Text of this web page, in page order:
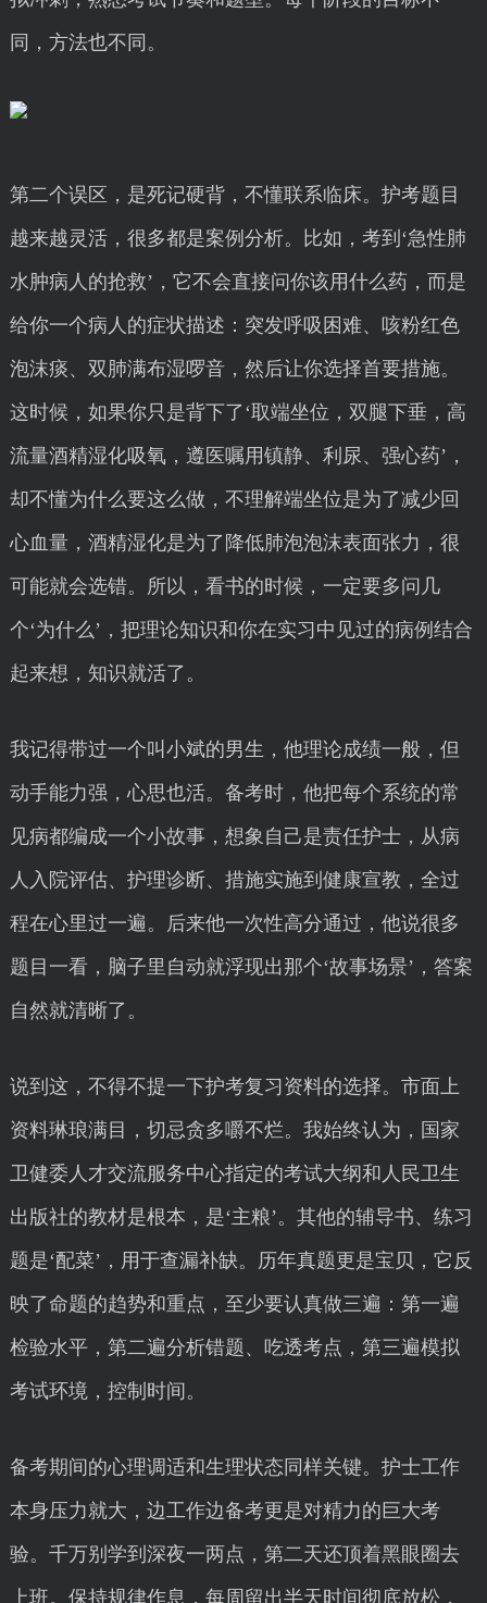
同，方法也不同。
第二个误区，是死记硬背，不懂联系临床。护考题目
越来越灵活，很多都是案例分析。比如，考到‘急性肺
水肿病人的抢救’，它不会直接问你该用什么药，而是
给你一个病人的症状描述：突发呼吸困难、咳粉红色
泡沫痰、双肺满布湿啰音，然后让你选择首要措施。
这时候，如果你只是背下了‘取端坐位，双腿下垂，高
流量酒精湿化吸氧，遵医嘱用镇静、利尿、强心药’，
却不懂为什么要这么做，不理解端坐位是为了减少回
心血量，酒精湿化是为了降低肺泡泡沫表面张力，很
可能就会选错。所以，看书的时候，一定要多问几
个‘为什么’，把理论知识和你在实习中见过的病例结合
起来想，知识就活了。
我记得带过一个叫小斌的男生，他理论成绩一般，但
动手能力强，心思也活。备考时，他把每个系统的常
见病都编成一个小故事，想象自己是责任护士，从病
人入院评估、护理诊断、措施实施到健康宣教，全过
程在心里过一遍。后来他一次性高分通过，他说很多
题目一看，脑子里自动就浮现出那个‘故事场景’，答案
自然就清晰了。
说到这，不得不提一下护考复习资料的选择。市面上
资料琳琅满目，切忌贪多嚼不烂。我始终认为，国家
卫健委人才交流服务中心指定的考试大纲和人民卫生
出版社的教材是根本，是‘主粮’。其他的辅导书、练习
题是‘配菜’，用于查漏补缺。历年真题更是宝贝，它反
映了命题的趋势和重点，至少要认真做三遍：第一遍
检验水平，第二遍分析错题、吃透考点，第三遍模拟
考试环境，控制时间。
备考期间的心理调适和生理状态同样关键。护士工作
本身压力就大，边工作边备考更是对精力的巨大考
验。千万别学到深夜一两点，第二天还顶着黑眼圈去
上班。保持规律作息，每周留出半天时间彻底放松，